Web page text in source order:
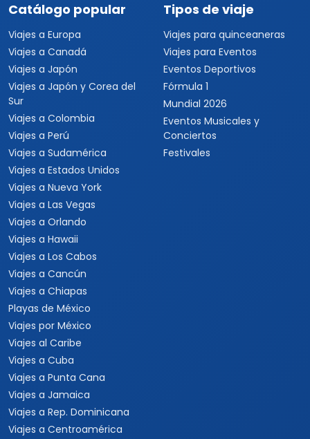
Catálogo popular
Viajes a Europa
Viajes a Canadá
Viajes a Japón
Viajes a Japón y Corea del
Sur
Viajes a Colombia
Viajes a Perú
Viajes a Sudamérica
Viajes a Estados Unidos
Viajes a Nueva York
Viajes a Las Vegas
Viajes a Orlando
Viajes a Hawaii
Viajes a Los Cabos
Viajes a Cancún
Viajes a Chiapas
Playas de México
Viajes por México
Viajes al Caribe
Viajes a Cuba
Viajes a Punta Cana
Viajes a Jamaica
Viajes a Rep. Dominicana
Viajes a Centroamérica
Tipos de viaje
Viajes para quinceaneras
Viajes para Eventos
Eventos Deportivos
Fórmula 1
Mundial 2026
Eventos Musicales y
Conciertos
Festivales